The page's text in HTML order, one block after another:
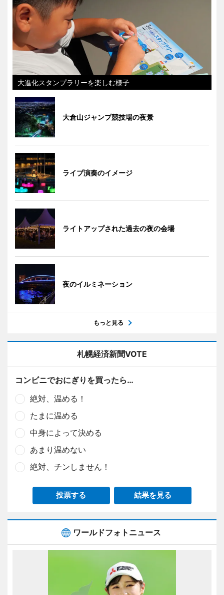
大進化スタンプラリーを楽しむ様子
大倉山ジャンプ競技場の夜景
ライブ演奏のイメージ
ライトアップされた過去の夜の会場
夜のイルミネーション
もっと見る
札幌経済新聞VOTE
コンビニでおにぎりを買ったら…
絶対、温める！
たまに温める
中身によって決める
あまり温めない
絶対、チンしません！
投票する 結果を見る
ワールドフォトニュース